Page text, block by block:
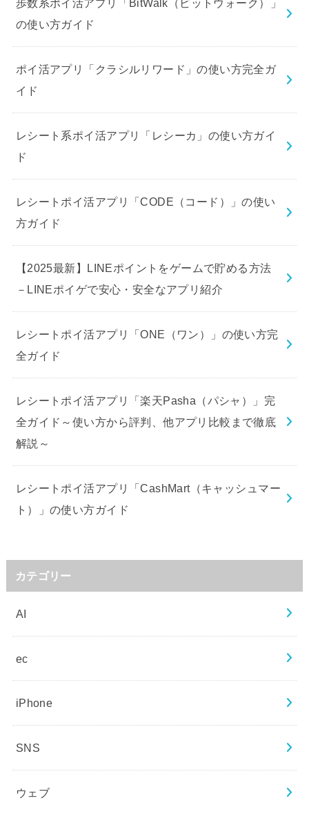
歩数系ポイ活アプリ「BitWalk（ビットウォーク）」
の使い方ガイド
ポイ活アプリ「クラシルリワード」の使い方完全ガ
イド
レシート系ポイ活アプリ「レシーカ」の使い方ガイ
ド
レシートポイ活アプリ「CODE（コード）」の使い
方ガイド
【2025最新】LINEポイントをゲームで貯める方法
－LINEポイゲで安心・安全なアプリ紹介
レシートポイ活アプリ「ONE（ワン）」の使い方完
全ガイド
レシートポイ活アプリ「楽天Pasha（パシャ）」完
全ガイド～使い方から評判、他アプリ比較まで徹底
解説～
レシートポイ活アプリ「CashMart（キャッシュマー
ト）」の使い方ガイド
カテゴリー
AI
ec
iPhone
SNS
ウェブ